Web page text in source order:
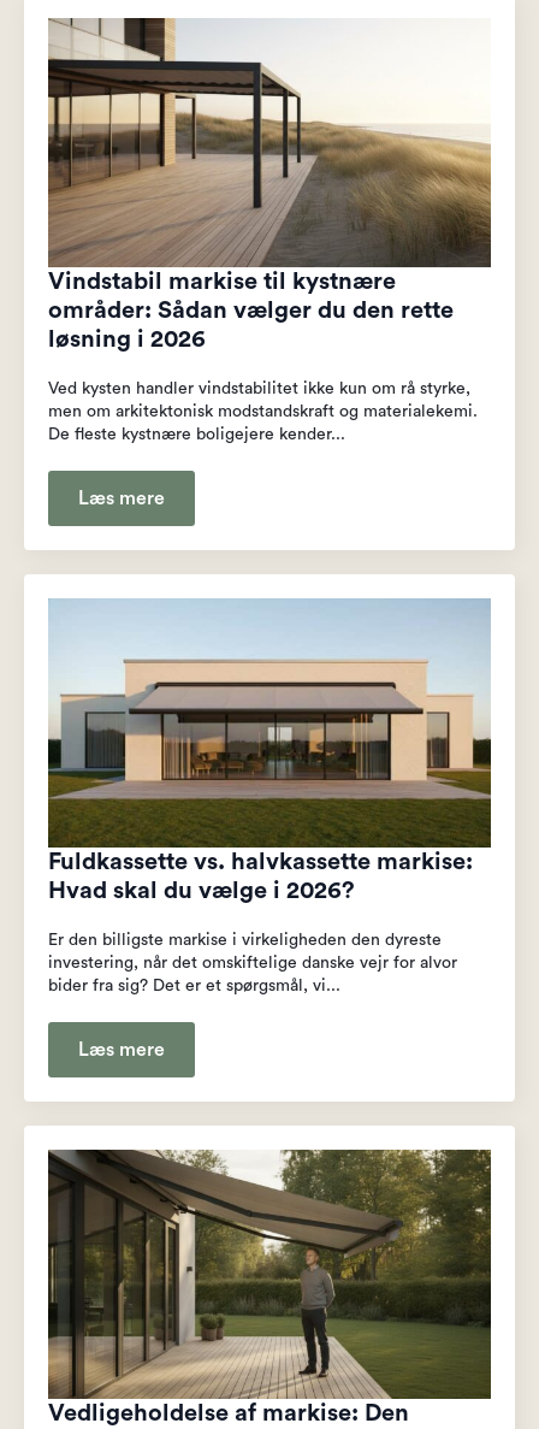
Vindstabil markise til kystnære
områder: Sådan vælger du den rette
løsning i 2026
Ved kysten handler vindstabilitet ikke kun om rå styrke,
men om arkitektonisk modstandskraft og materialekemi.
De fleste kystnære boligejere kender...
Læs mere
Fuldkassette vs. halvkassette markise:
Hvad skal du vælge i 2026?
Er den billigste markise i virkeligheden den dyreste
investering, når det omskiftelige danske vejr for alvor
bider fra sig? Det er et spørgsmål, vi...
Læs mere
Vedligeholdelse af markise: Den